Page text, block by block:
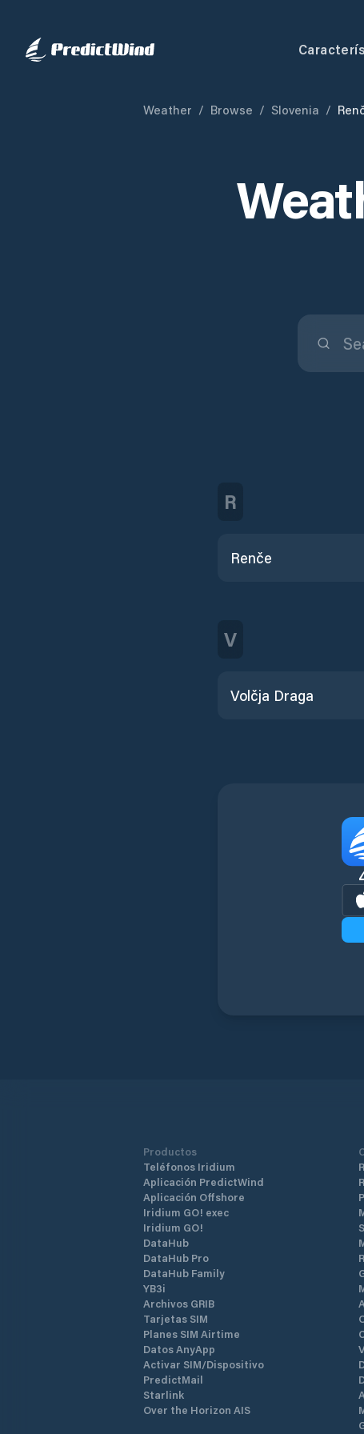
Weather / Browse / Slovenia /
R
Renče
V
Volčja Draga
Productos
Teléfonos Iridium
Aplicación PredictWind
Aplicación Offshore
Iridium GO! exec
Iridium GO!
DataHub
DataHub Pro
DataHub Family
YB3i
Archivos GRIB
Tarjetas SIM
Planes SIM Airtime
Datos AnyApp
Activar SIM/Dispositivo
PredictMail
Starlink
Over the Horizon AIS